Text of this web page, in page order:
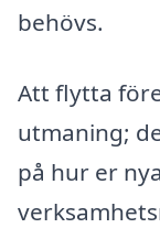
behövs.
Att flytta
utmaning;
på hur er